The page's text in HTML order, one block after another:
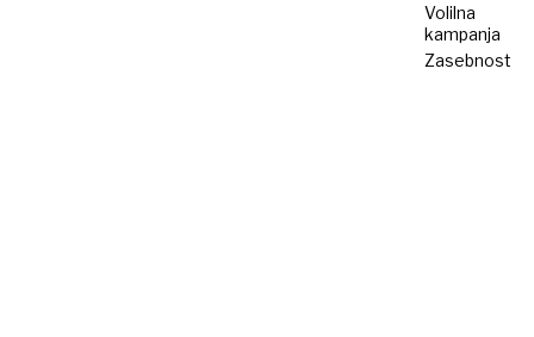
Volilna
kampanja
Zasebnost